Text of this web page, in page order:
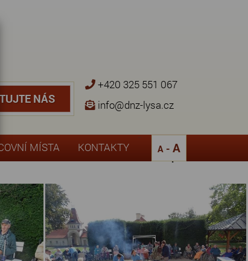
NÁS
NÁS
+420 325 551 067
info@dnz-lysa.cz
MÍSTA KONTAKTY
¨
A - A
Zpět